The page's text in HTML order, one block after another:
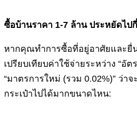
ซื้อบ้านราคา 1-7 ล้าน ประหยัดไป
หากคุณทำการซื้อที่อยู่อาศัยและยื่
เปรียบเทียบค่าใช้จ่ายระหว่าง “อัต
“มาตรการใหม่ (รวม 0.02%)” ว่า
กระเป๋าไปได้มากขนาดไหน: